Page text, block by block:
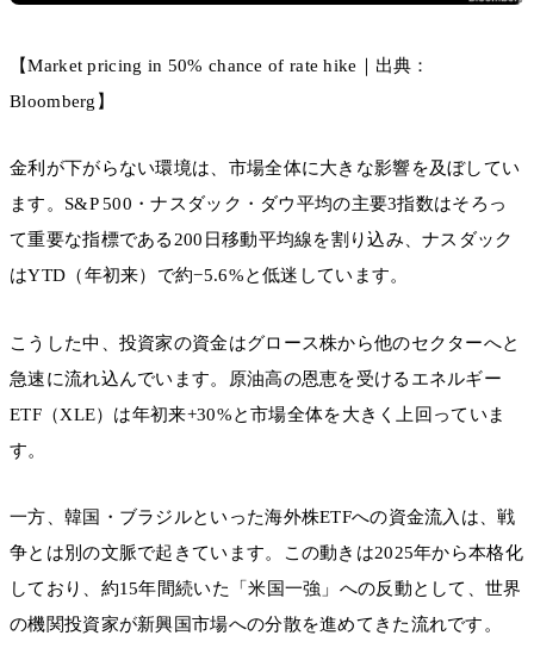
【Market pricing in 50% chance of rate hike｜出典：
Bloomberg】
金利が下がらない環境は、市場全体に大きな影響を及ぼしてい
ます。S&P 500・ナスダック・ダウ平均の主要3指数はそろっ
て重要な指標である200日移動平均線を割り込み、ナスダック
はYTD（年初来）で約−5.6%と低迷しています。
こうした中、投資家の資金はグロース株から他のセクターへと
急速に流れ込んでいます。原油高の恩恵を受けるエネルギー
ETF（XLE）は年初来+30%と市場全体を大きく上回っていま
す。
一方、韓国・ブラジルといった海外株ETFへの資金流入は、戦
争とは別の文脈で起きています。この動きは2025年から本格化
しており、約15年間続いた「米国一強」への反動として、世界
の機関投資家が新興国市場への分散を進めてきた流れです。